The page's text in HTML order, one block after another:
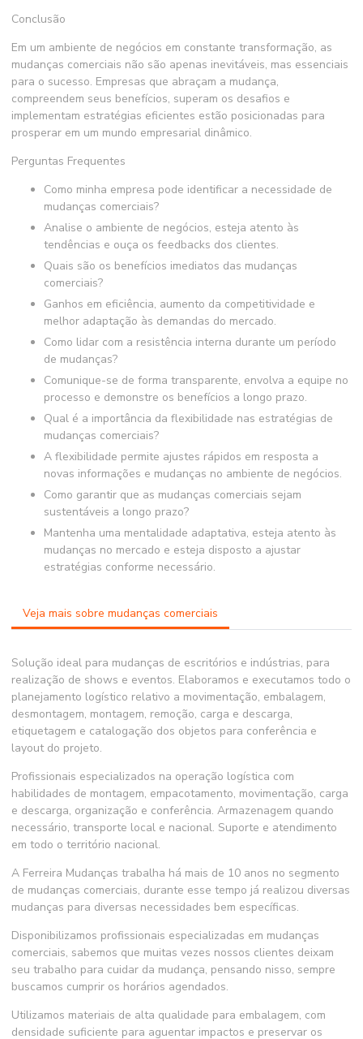
Conclusão
Em um ambiente de negócios em constante transformação, as
mudanças comerciais não são apenas inevitáveis, mas essenciais
para o sucesso. Empresas que abraçam a mudança,
compreendem seus benefícios, superam os desafios e
implementam estratégias eficientes estão posicionadas para
prosperar em um mundo empresarial dinâmico.
Perguntas Frequentes
Como minha empresa pode identificar a necessidade de
mudanças comerciais?
Analise o ambiente de negócios, esteja atento às
tendências e ouça os feedbacks dos clientes.
Quais são os benefícios imediatos das mudanças
comerciais?
Ganhos em eficiência, aumento da competitividade e
melhor adaptação às demandas do mercado.
Como lidar com a resistência interna durante um período
de mudanças?
Comunique-se de forma transparente, envolva a equipe no
processo e demonstre os benefícios a longo prazo.
Qual é a importância da flexibilidade nas estratégias de
mudanças comerciais?
A flexibilidade permite ajustes rápidos em resposta a
novas informações e mudanças no ambiente de negócios.
Como garantir que as mudanças comerciais sejam
sustentáveis a longo prazo?
Mantenha uma mentalidade adaptativa, esteja atento às
mudanças no mercado e esteja disposto a ajustar
estratégias conforme necessário.
Veja mais sobre mudanças comerciais
Solução ideal para mudanças de escritórios e indústrias, para
realização de shows e eventos. Elaboramos e executamos todo o
planejamento logístico relativo a movimentação, embalagem,
desmontagem, montagem, remoção, carga e descarga,
etiquetagem e catalogação dos objetos para conferência e
layout do projeto.
Profissionais especializados na operação logística com
habilidades de montagem, empacotamento, movimentação, carga
e descarga, organização e conferência. Armazenagem quando
necessário, transporte local e nacional. Suporte e atendimento
em todo o território nacional.
A Ferreira Mudanças trabalha há mais de 10 anos no segmento
de mudanças comerciais, durante esse tempo já realizou diversas
mudanças para diversas necessidades bem específicas.
Disponibilizamos profissionais especializadas em mudanças
comerciais, sabemos que muitas vezes nossos clientes deixam
seu trabalho para cuidar da mudança, pensando nisso, sempre
buscamos cumprir os horários agendados.
Utilizamos materiais de alta qualidade para embalagem, com
densidade suficiente para aguentar impactos e preservar os